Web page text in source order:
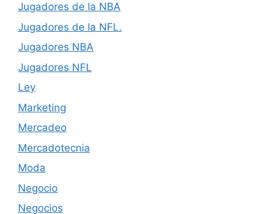
Jugadores de la NBA
Jugadores de la NFL.
Jugadores NBA
Jugadores NFL
Ley
Marketing
Mercadeo
Mercadotecnia
Moda
Negocio
Negocios